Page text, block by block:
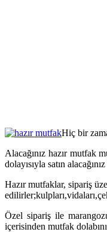
Hiç bir
Alacağınız hazır mutfak
dolayısıyla satın
Hazır mutfaklar, sipariş
Özel sipariş ile
içerisinden mutfak